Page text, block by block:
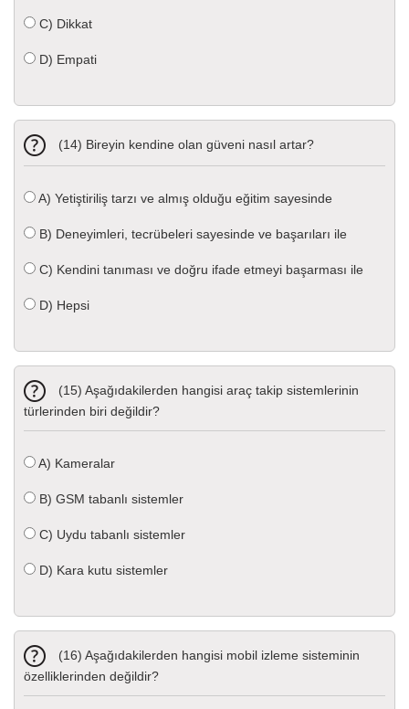
C) Dikkat
D) Empati
(14) Bireyin kendine olan güveni nasıl artar?
A) Yetiştiriliş tarzı ve almış olduğu eğitim sayesinde
B) Deneyimleri, tecrübeleri sayesinde ve başarıları ile
C) Kendini tanıması ve doğru ifade etmeyi başarması ile
D) Hepsi
(15) Aşağıdakilerden hangisi araç takip sistemlerinin
türlerinden biri değildir?
A) Kameralar
B) GSM tabanlı sistemler
C) Uydu tabanlı sistemler
D) Kara kutu sistemler
(16) Aşağıdakilerden hangisi mobil izleme sisteminin
özelliklerinden değildir?